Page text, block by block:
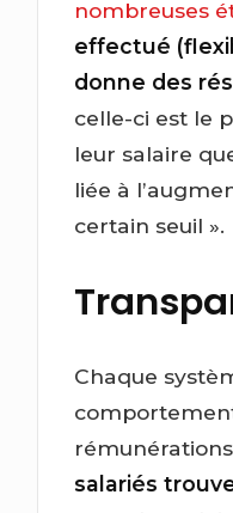
nombreuses
effectué
donne des
celle-ci est le
leur salaire
liée à
certain seuil ».
Chaque
salariés